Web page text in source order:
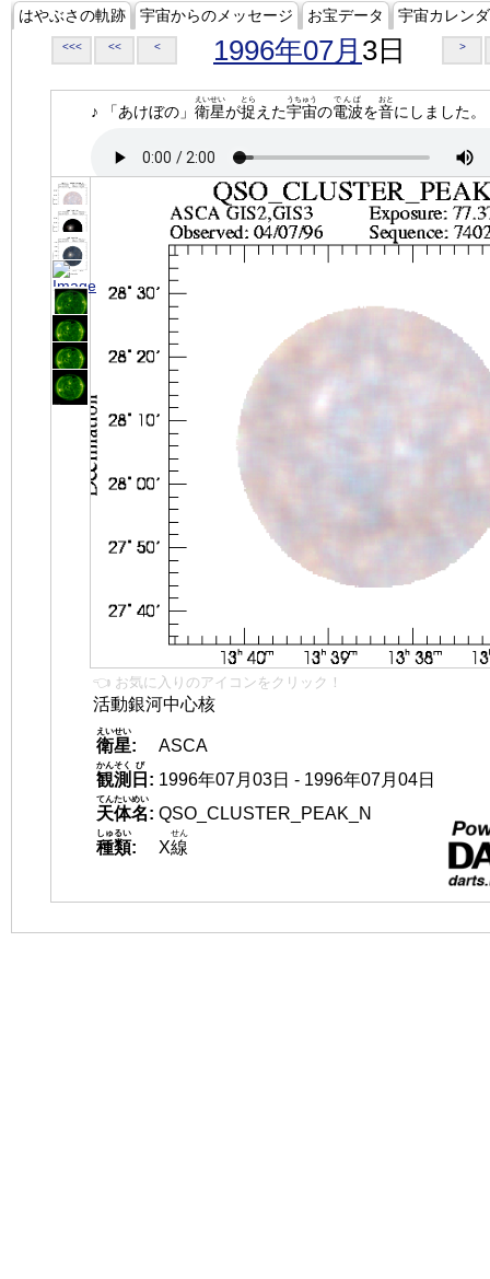
はやぶさの軌跡 宇宙からのメッセージ お宝データ 宇宙カレン
<<< << < 1996年07月 3日 >
♪ 「あけぼの」 衛星
えいせい
が捉
とら
えた宇宙
うちゅう
の電波
でんぱ
を音
おと
にしました。
👈 お気に入りのアイコンをクリック！
活動銀河中心核
衛星
えいせい
:
ASCA
観測
かんそく
日
び
: 1996年07月03日 - 1996年07月04日
天体名
てんたいめい
: QSO_CLUSTER_PEAK_N
種類
しゅるい
: X線
せん